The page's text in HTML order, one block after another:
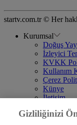
startv.com.tr © Her
Kurumsal
Doğuş
İzleyici
KVKK
Kullanım
Çerez
Künye
İletişim
DYG
Gizliliğinizi